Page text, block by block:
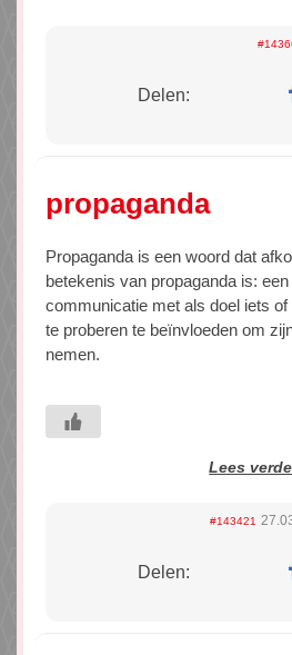
Delen:
propaganda
Propaganda is een woord dat
betekenis van propaganda is:
communicatie met als doel iets
te proberen te beïnvloeden om
nemen.
Lees
#143421
Delen: